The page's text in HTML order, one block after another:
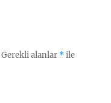
Gerekli alanlar *ile